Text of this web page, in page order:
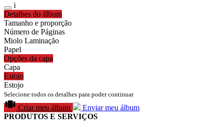
i
Detalhes do álbum
Tamanho e proporção
Número de Páginas
Miolo Laminação
Papel
Opções da capa
Capa
Estojo
Estojo
Selecione todos os detalhes para poder continuar
Criar meu álbum
Enviar meu álbum
PRODUTOS E SERVIÇOS